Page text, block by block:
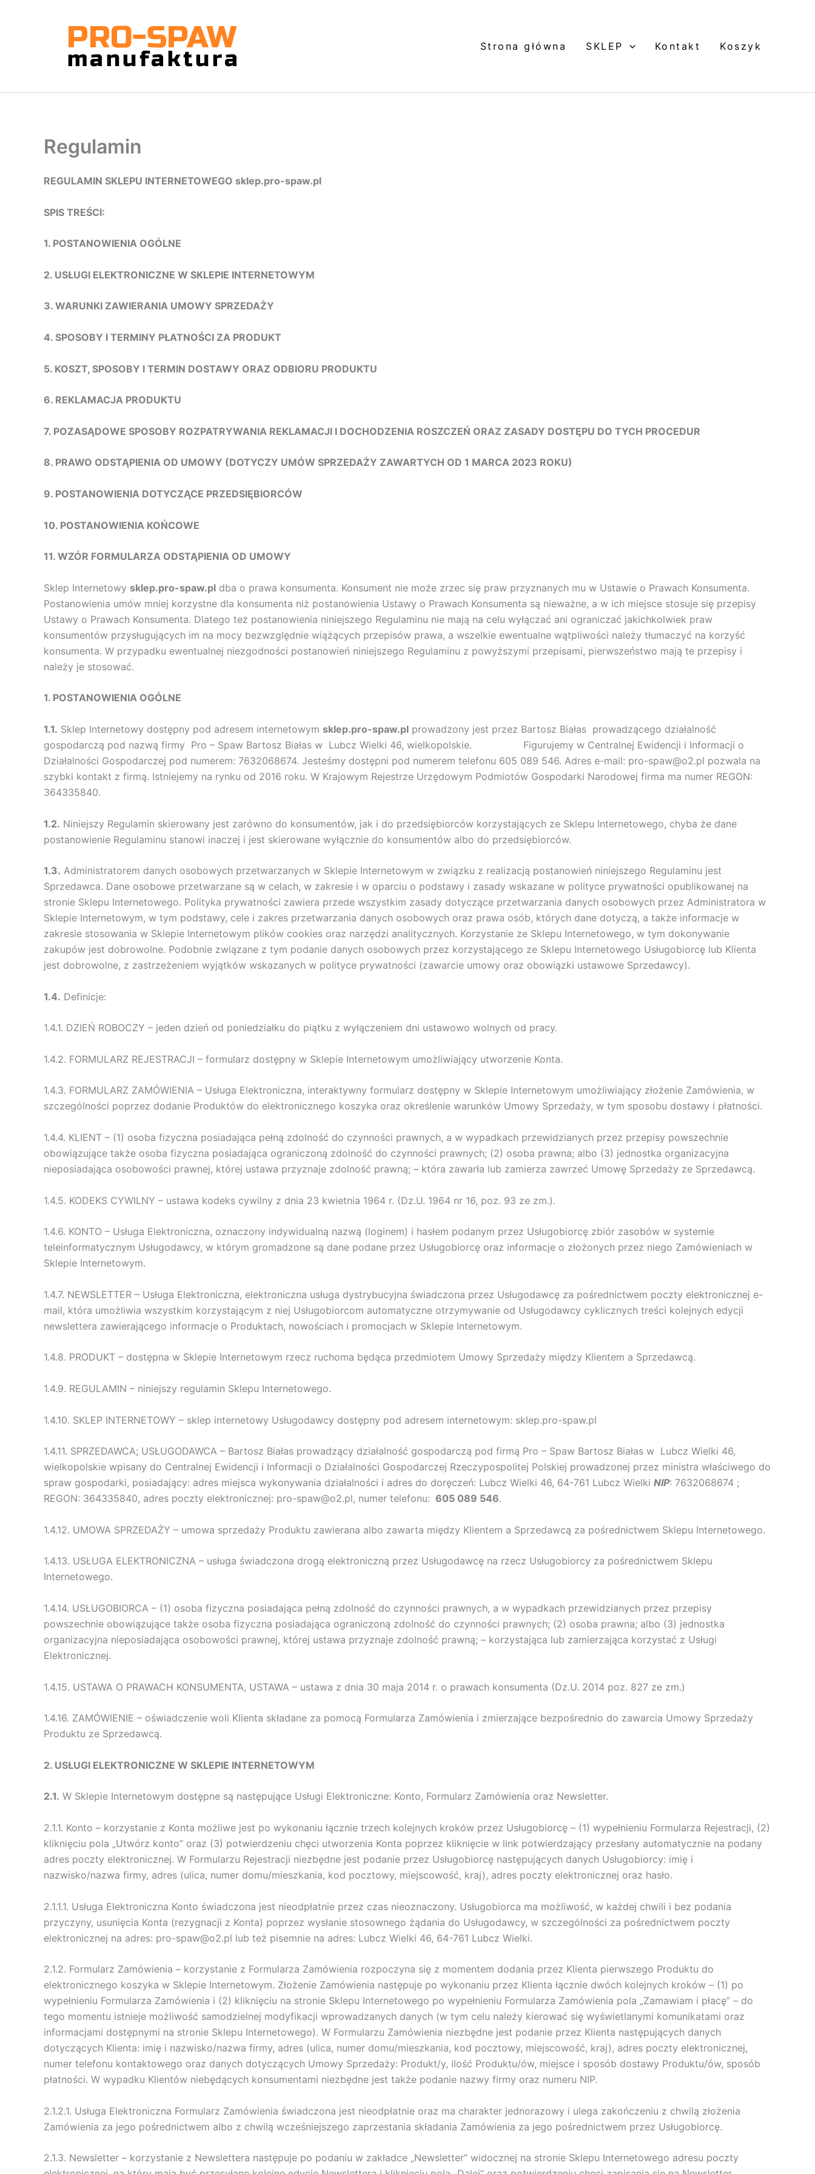
Strona główna SKLEP Kontakt Koszyk
Regulamin
REGULAMIN SKLEPU INTERNETOWEGO sklep.pro-spaw.pl
SPIS TREŚCI:
1. POSTANOWIENIA OGÓLNE
2. USŁUGI ELEKTRONICZNE W SKLEPIE INTERNETOWYM
3. WARUNKI ZAWIERANIA UMOWY SPRZEDAŻY
4. SPOSOBY I TERMINY PŁATNOŚCI ZA PRODUKT
5. KOSZT, SPOSOBY I TERMIN DOSTAWY ORAZ ODBIORU PRODUKTU
6. REKLAMACJA PRODUKTU
7. POZASĄDOWE SPOSOBY ROZPATRYWANIA REKLAMACJI I DOCHODZENIA ROSZCZEŃ ORAZ ZASADY DOSTĘPU DO TYCH PROCEDUR
8. PRAWO ODSTĄPIENIA OD UMOWY (DOTYCZY UMÓW SPRZEDAŻY ZAWARTYCH OD 1 MARCA 2023 ROKU)
9. POSTANOWIENIA DOTYCZĄCE PRZEDSIĘBIORCÓW
10. POSTANOWIENIA KOŃCOWE
11. WZÓR FORMULARZA ODSTĄPIENIA OD UMOWY
Sklep Internetowy sklep.pro-spaw.pl dba o prawa konsumenta. Konsument nie może zrzec się praw przyznanych mu w Ustawie o Prawach Konsumenta.
Postanowienia umów mniej korzystne dla konsumenta niż postanowienia Ustawy o Prawach Konsumenta są nieważne, a w ich miejsce stosuje się przepisy
Ustawy o Prawach Konsumenta. Dlatego też postanowienia niniejszego Regulaminu nie mają na celu wyłączać ani ograniczać jakichkolwiek praw
konsumentów przysługujących im na mocy bezwzględnie wiążących przepisów prawa, a wszelkie ewentualne wątpliwości należy tłumaczyć na korzyść
konsumenta. W przypadku ewentualnej niezgodności postanowień niniejszego Regulaminu z powyższymi przepisami, pierwszeństwo mają te przepisy i
należy je stosować.
1. POSTANOWIENIA OGÓLNE
1.1. Sklep Internetowy dostępny pod adresem internetowym sklep.pro-spaw.pl prowadzony jest przez Bartosz Białas prowadzącego działalność
gospodarczą pod nazwą firmy Pro – Spaw Bartosz Białas w Lubcz Wielki 46, wielkopolskie. Figurujemy w Centralnej Ewidencji i Informacji o
Działalności Gospodarczej pod numerem: 7632068674. Jesteśmy dostępni pod numerem telefonu 605 089 546. Adres e-mail: pro-spaw@o2.pl pozwala na
szybki kontakt z firmą. Istniejemy na rynku od 2016 roku. W Krajowym Rejestrze Urzędowym Podmiotów Gospodarki Narodowej firma ma numer REGON:
364335840.
1.2. Niniejszy Regulamin skierowany jest zarówno do konsumentów, jak i do przedsiębiorców korzystających ze Sklepu Internetowego, chyba że dane
postanowienie Regulaminu stanowi inaczej i jest skierowane wyłącznie do konsumentów albo do przedsiębiorców.
1.3. Administratorem danych osobowych przetwarzanych w Sklepie Internetowym w związku z realizacją postanowień niniejszego Regulaminu jest
Sprzedawca. Dane osobowe przetwarzane są w celach, w zakresie i w oparciu o podstawy i zasady wskazane w polityce prywatności opublikowanej na
stronie Sklepu Internetowego. Polityka prywatności zawiera przede wszystkim zasady dotyczące przetwarzania danych osobowych przez Administratora w
Sklepie Internetowym, w tym podstawy, cele i zakres przetwarzania danych osobowych oraz prawa osób, których dane dotyczą, a także informacje w
zakresie stosowania w Sklepie Internetowym plików cookies oraz narzędzi analitycznych. Korzystanie ze Sklepu Internetowego, w tym dokonywanie
zakupów jest dobrowolne. Podobnie związane z tym podanie danych osobowych przez korzystającego ze Sklepu Internetowego Usługobiorcę lub Klienta
jest dobrowolne, z zastrzeżeniem wyjątków wskazanych w polityce prywatności (zawarcie umowy oraz obowiązki ustawowe Sprzedawcy).
1.4. Definicje:
1.4.1. DZIEŃ ROBOCZY – jeden dzień od poniedziałku do piątku z wyłączeniem dni ustawowo wolnych od pracy.
1.4.2. FORMULARZ REJESTRACJI – formularz dostępny w Sklepie Internetowym umożliwiający utworzenie Konta.
1.4.3. FORMULARZ ZAMÓWIENIA – Usługa Elektroniczna, interaktywny formularz dostępny w Sklepie Internetowym umożliwiający złożenie Zamówienia, w
szczególności poprzez dodanie Produktów do elektronicznego koszyka oraz określenie warunków Umowy Sprzedaży, w tym sposobu dostawy i płatności.
1.4.4. KLIENT – (1) osoba fizyczna posiadająca pełną zdolność do czynności prawnych, a w wypadkach przewidzianych przez przepisy powszechnie
obowiązujące także osoba fizyczna posiadająca ograniczoną zdolność do czynności prawnych; (2) osoba prawna; albo (3) jednostka organizacyjna
nieposiadająca osobowości prawnej, której ustawa przyznaje zdolność prawną; – która zawarła lub zamierza zawrzeć Umowę Sprzedaży ze Sprzedawcą.
1.4.5. KODEKS CYWILNY – ustawa kodeks cywilny z dnia 23 kwietnia 1964 r. (Dz.U. 1964 nr 16, poz. 93 ze zm.).
1.4.6. KONTO – Usługa Elektroniczna, oznaczony indywidualną nazwą (loginem) i hasłem podanym przez Usługobiorcę zbiór zasobów w systemie
teleinformatycznym Usługodawcy, w którym gromadzone są dane podane przez Usługobiorcę oraz informacje o złożonych przez niego Zamówieniach w
Sklepie Internetowym.
1.4.7. NEWSLETTER – Usługa Elektroniczna, elektroniczna usługa dystrybucyjna świadczona przez Usługodawcę za pośrednictwem poczty elektronicznej e-
mail, która umożliwia wszystkim korzystającym z niej Usługobiorcom automatyczne otrzymywanie od Usługodawcy cyklicznych treści kolejnych edycji
newslettera zawierającego informacje o Produktach, nowościach i promocjach w Sklepie Internetowym.
1.4.8. PRODUKT – dostępna w Sklepie Internetowym rzecz ruchoma będąca przedmiotem Umowy Sprzedaży między Klientem a Sprzedawcą.
1.4.9. REGULAMIN – niniejszy regulamin Sklepu Internetowego.
1.4.10. SKLEP INTERNETOWY – sklep internetowy Usługodawcy dostępny pod adresem internetowym: sklep.pro-spaw.pl
1.4.11. SPRZEDAWCA; USŁUGODAWCA – Bartosz Białas prowadzący działalność gospodarczą pod firmą Pro – Spaw Bartosz Białas w Lubcz Wielki 46,
wielkopolskie wpisany do Centralnej Ewidencji i Informacji o Działalności Gospodarczej Rzeczypospolitej Polskiej prowadzonej przez ministra właściwego do
spraw gospodarki, posiadający: adres miejsca wykonywania działalności i adres do doręczeń: Lubcz Wielki 46, 64-761 Lubcz Wielki NIP: 7632068674 ;
REGON: 364335840, adres poczty elektronicznej: pro-spaw@o2.pl, numer telefonu: 605 089 546.
1.4.12. UMOWA SPRZEDAŻY – umowa sprzedaży Produktu zawierana albo zawarta między Klientem a Sprzedawcą za pośrednictwem Sklepu Internetowego.
1.4.13. USŁUGA ELEKTRONICZNA – usługa świadczona drogą elektroniczną przez Usługodawcę na rzecz Usługobiorcy za pośrednictwem Sklepu
Internetowego.
1.4.14. USŁUGOBIORCA – (1) osoba fizyczna posiadająca pełną zdolność do czynności prawnych, a w wypadkach przewidzianych przez przepisy
powszechnie obowiązujące także osoba fizyczna posiadająca ograniczoną zdolność do czynności prawnych; (2) osoba prawna; albo (3) jednostka
organizacyjna nieposiadająca osobowości prawnej, której ustawa przyznaje zdolność prawną; – korzystająca lub zamierzająca korzystać z Usługi
Elektronicznej.
1.4.15. USTAWA O PRAWACH KONSUMENTA, USTAWA – ustawa z dnia 30 maja 2014 r. o prawach konsumenta (Dz.U. 2014 poz. 827 ze zm.)
1.4.16. ZAMÓWIENIE – oświadczenie woli Klienta składane za pomocą Formularza Zamówienia i zmierzające bezpośrednio do zawarcia Umowy Sprzedaży
Produktu ze Sprzedawcą.
2. USŁUGI ELEKTRONICZNE W SKLEPIE INTERNETOWYM
2.1. W Sklepie Internetowym dostępne są następujące Usługi Elektroniczne: Konto, Formularz Zamówienia oraz Newsletter.
2.1.1. Konto – korzystanie z Konta możliwe jest po wykonaniu łącznie trzech kolejnych kroków przez Usługobiorcę – (1) wypełnieniu Formularza Rejestracji, (2)
kliknięciu pola „Utwórz konto” oraz (3) potwierdzeniu chęci utworzenia Konta poprzez kliknięcie w link potwierdzający przesłany automatycznie na podany
adres poczty elektronicznej. W Formularzu Rejestracji niezbędne jest podanie przez Usługobiorcę następujących danych Usługobiorcy: imię i
nazwisko/nazwa firmy, adres (ulica, numer domu/mieszkania, kod pocztowy, miejscowość, kraj), adres poczty elektronicznej oraz hasło.
2.1.1.1. Usługa Elektroniczna Konto świadczona jest nieodpłatnie przez czas nieoznaczony. Usługobiorca ma możliwość, w każdej chwili i bez podania
przyczyny, usunięcia Konta (rezygnacji z Konta) poprzez wysłanie stosownego żądania do Usługodawcy, w szczególności za pośrednictwem poczty
elektronicznej na adres: pro-spaw@o2.pl lub też pisemnie na adres: Lubcz Wielki 46, 64-761 Lubcz Wielki.
2.1.2. Formularz Zamówienia – korzystanie z Formularza Zamówienia rozpoczyna się z momentem dodania przez Klienta pierwszego Produktu do
elektronicznego koszyka w Sklepie Internetowym. Złożenie Zamówienia następuje po wykonaniu przez Klienta łącznie dwóch kolejnych kroków – (1) po
wypełnieniu Formularza Zamówienia i (2) kliknięciu na stronie Sklepu Internetowego po wypełnieniu Formularza Zamówienia pola „Zamawiam i płacę” – do
tego momentu istnieje możliwość samodzielnej modyfikacji wprowadzanych danych (w tym celu należy kierować się wyświetlanymi komunikatami oraz
informacjami dostępnymi na stronie Sklepu Internetowego). W Formularzu Zamówienia niezbędne jest podanie przez Klienta następujących danych
dotyczących Klienta: imię i nazwisko/nazwa firmy, adres (ulica, numer domu/mieszkania, kod pocztowy, miejscowość, kraj), adres poczty elektronicznej,
numer telefonu kontaktowego oraz danych dotyczących Umowy Sprzedaży: Produkt/y, ilość Produktu/ów, miejsce i sposób dostawy Produktu/ów, sposób
płatności. W wypadku Klientów niebędących konsumentami niezbędne jest także podanie nazwy firmy oraz numeru NIP.
2.1.2.1. Usługa Elektroniczna Formularz Zamówienia świadczona jest nieodpłatnie oraz ma charakter jednorazowy i ulega zakończeniu z chwilą złożenia
Zamówienia za jego pośrednictwem albo z chwilą wcześniejszego zaprzestania składania Zamówienia za jego pośrednictwem przez Usługobiorcę.
2.1.3. Newsletter – korzystanie z Newslettera następuje po podaniu w zakładce „Newsletter” widocznej na stronie Sklepu Internetowego adresu poczty